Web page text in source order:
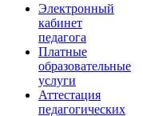
Электронный
кабинет
педагога
Платные
образовательные
услуги
Аттестация
педагогических